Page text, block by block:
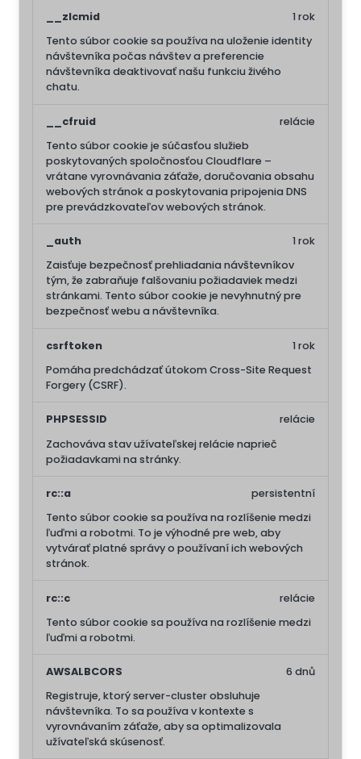
__zlcmid
Tento súbor cookie sa používa na uloženie identity
návštevníka počas návštev a preferencie
návštevníka deaktivovať našu funkciu živého
chatu.
1 rok
__cfruid
Tento súbor cookie je súčasťou služieb
poskytovaných spoločnosťou Cloudflare –
vrátane vyrovnávania záťaže, doručovania obsahu
webových stránok a poskytovania pripojenia DNS
pre prevádzkovateľov webových stránok.
relácie
_auth
Zaisťuje bezpečnosť prehliadania návštevníkov
tým, že zabraňuje falšovaniu požiadaviek medzi
stránkami. Tento súbor cookie je nevyhnutný pre
bezpečnosť webu a návštevníka.
1 rok
csrftoken
Pomáha predchádzať útokom Cross-Site Request
Forgery (CSRF).
1 rok
PHPSESSID
Zachováva stav užívateľskej relácie naprieč
požiadavkami na stránky.
relácie
rc::a
Tento súbor cookie sa používa na rozlíšenie medzi
ľuďmi a robotmi. To je výhodné pre web, aby
vytvárať platné správy o používaní ich webových
stránok.
persistentní
rc::c
Tento súbor cookie sa používa na rozlíšenie medzi
ľuďmi a robotmi.
relácie
AWSALBCORS
Registruje, ktorý server-cluster obsluhuje
návštevníka. To sa používa v kontexte s
vyrovnávaním záťaže, aby sa optimalizovala
užívateľská skúsenosť.
6 dnů